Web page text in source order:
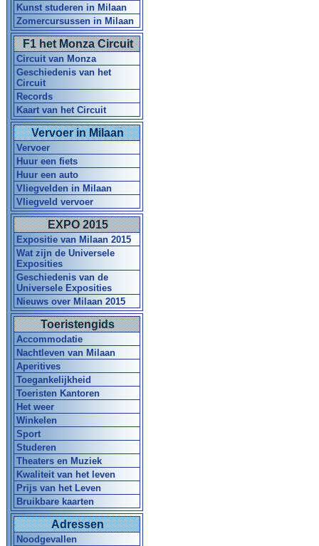
Kunst studeren in Milaan
Zomercursussen in Milaan
F1 het Monza Circuit
Circuit van Monza
Geschiedenis van het
Circuit
Records
Kaart van het Circuit
Vervoer in Milaan
Vervoer
Huur een fiets
Huur een auto
Vliegvelden in Milaan
Vliegveld vervoer
EXPO 2015
Expositie van Milaan 2015
Wat zijn de Universele
Exposities
Geschiedenis van de
Universele Exposities
Nieuws over Milaan 2015
Toeristengids
Accommodatie
Nachtleven van Milaan
Aperitives
Toegankelijkheid
Toeristen Kantoren
Het weer
Winkelen
Sport
Studeren
Theaters en Muziek
Kwaliteit van het leven
Prijs van het Leven
Bruikbare kaarten
Adressen
Noodgevallen